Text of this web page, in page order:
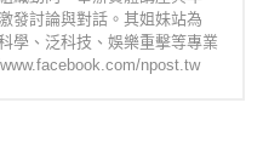
發討論與對話。其姐妹站為
學、泛科技、娛樂重擊等專業
npost.tw